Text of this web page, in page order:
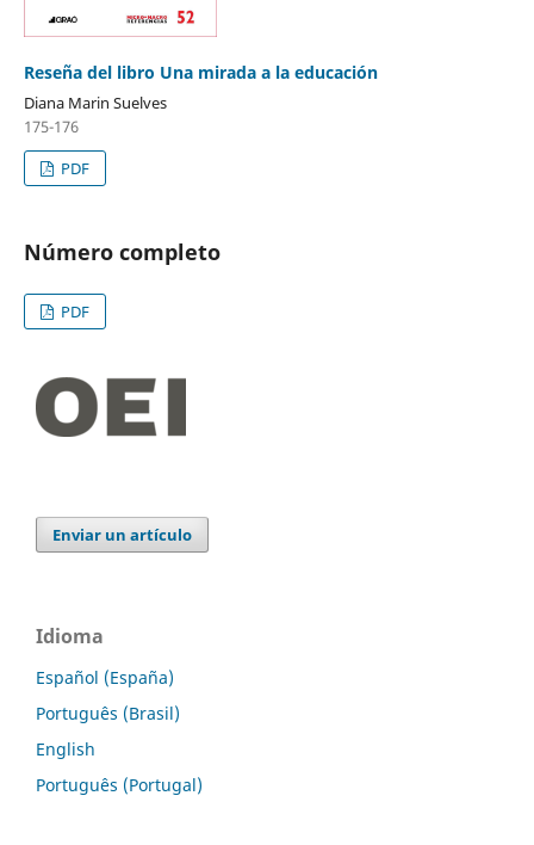
Reseña del libro Una mirada a la educación
Diana Marin Suelves
175-176
PDF
Número completo
PDF
Enviar un artículo
Idioma
Español (España)
Português (Brasil)
English
Português (Portugal)